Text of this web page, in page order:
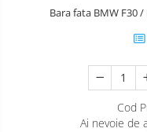
Bara fata BMW F30 /
Cod
Ai nevoie de